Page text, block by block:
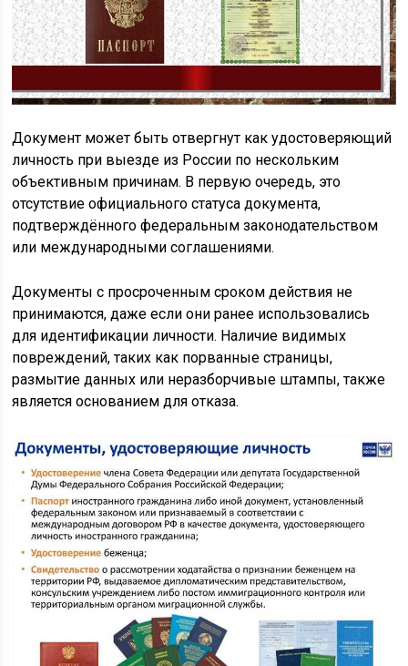
Документ может быть отвергнут как удостоверяющий
личность при выезде из России по нескольким
объективным причинам. В первую очередь, это
отсутствие официального статуса документа,
подтверждённого федеральным законодательством
или международными соглашениями.
Документы с просроченным сроком действия не
принимаются, даже если они ранее использовались
для идентификации личности. Наличие видимых
повреждений, таких как порванные страницы,
размытие данных или неразборчивые штампы, также
является основанием для отказа.